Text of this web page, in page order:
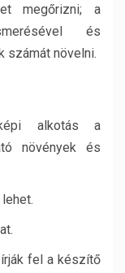
megőrizni; a
és
számát növelni.
alkotás a
növények és
fel a készítő